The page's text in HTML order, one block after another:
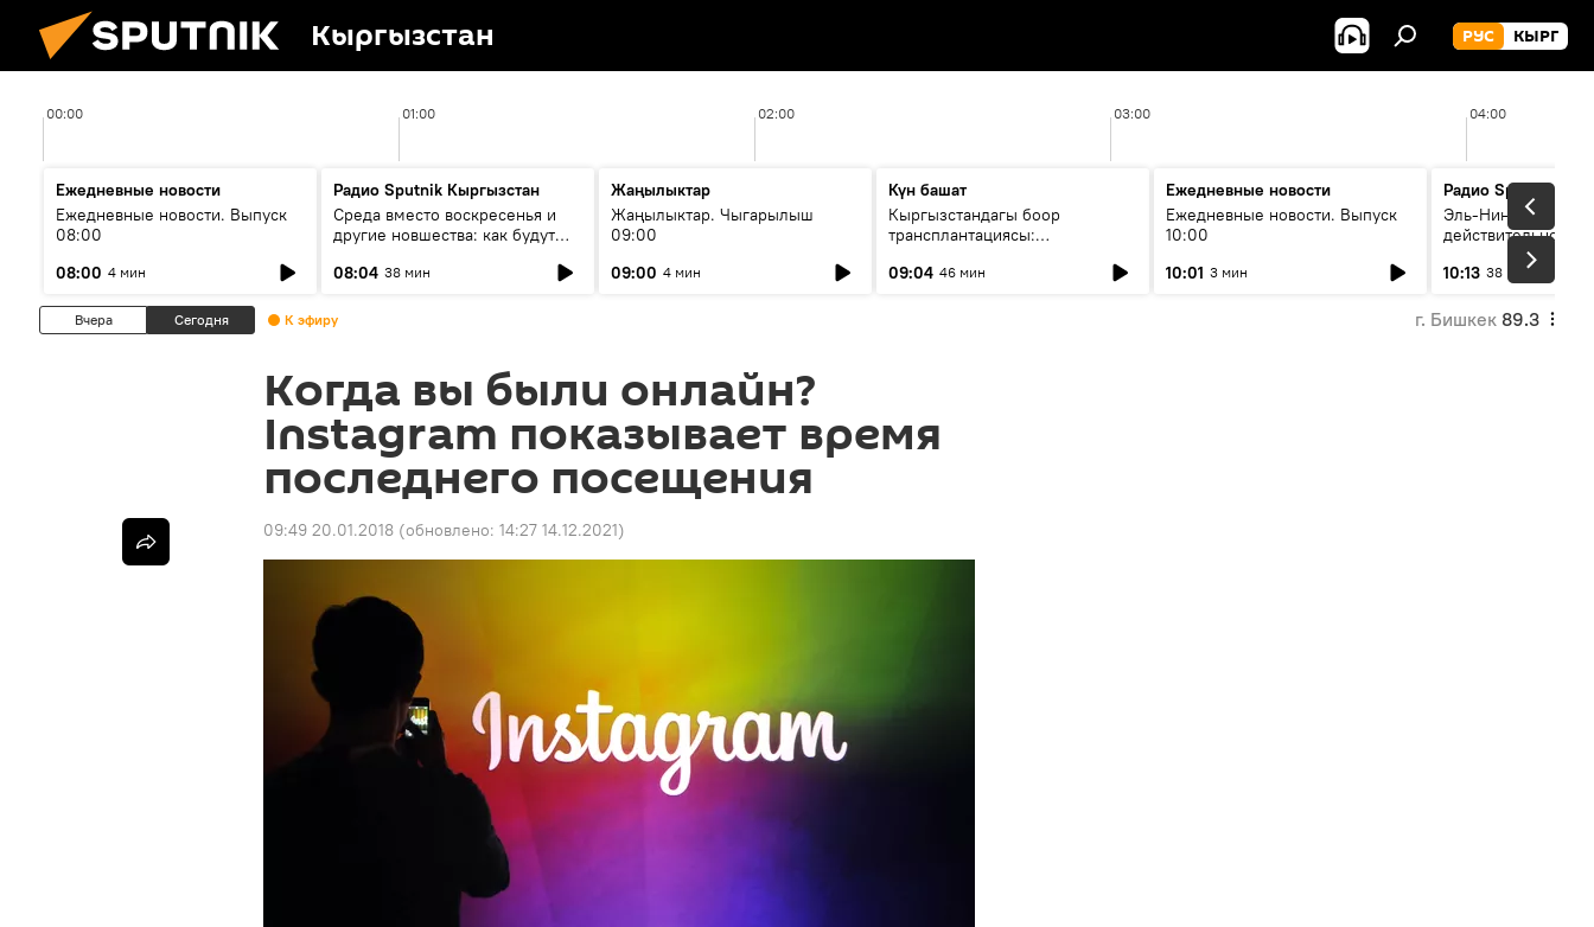
Кыргызстан РУС КЫРГ
00:00 01:00 02:00 03:00 04:00
Ежедневные новости
Ежедневные новости. Выпуск
08:00
08:00 4 мин
Радио Sputnik Кыргызстан
Среда вместо воскресенья и
другие новшества: как будут
08:04 38 мин
Жаңылыктар
Жаңылыктар. Чыгарылыш
09:00
09:00 4 мин
Күн башат
Кыргызстандагы боор
трансплантациясы:
келечеги
09:04 46 мин
Ежедневные новости
Ежедневные новости. Выпуск
10:00
10:01 3 мин
Радио Sputnik
Эль-Ниньо, жара и
действительно
погоду в
10:13 38 мин
Вчера Сегодня К эфиру г. Бишкек 89.3
Когда вы были онлайн?
Instagram показывает время
последнего посещения
09:49 20.01.2018 (обновлено: 14:27 14.12.2021)